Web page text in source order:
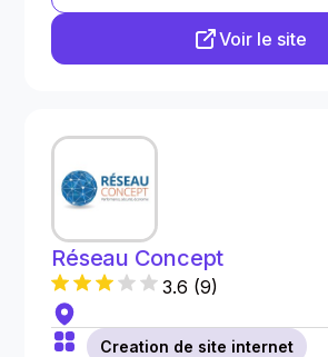
Voir le site
Réseau Concept
3.6 (9)
Creation de site internet